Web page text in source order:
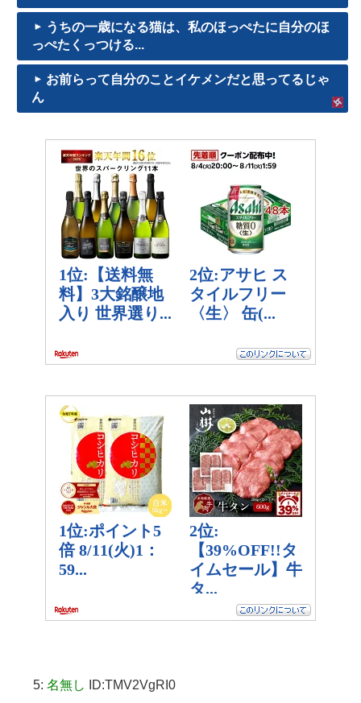
うちの一歳になる猫は、私のほっぺたに自分のほ
っぺたくっつける...
お前らって自分のことイケメンだと思ってるじゃ
ん
5: 名無し ID:TMV2VgRI0